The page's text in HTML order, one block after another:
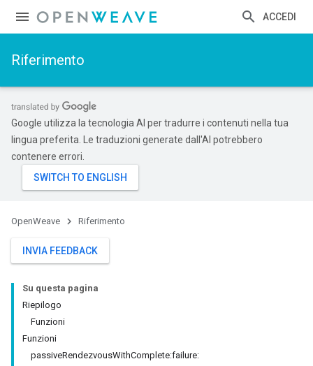
ACCEDI
Riferimento
Google utilizza la tecnologia AI per tradurre i contenuti nella tua
lingua preferita. Le traduzioni generate dall'AI potrebbero
contenere errori.
OpenWeave Riferimento
INVIA FEEDBACK
Su questa pagina
Riepilogo
Funzioni
Funzioni
passiveRendezvousWithComplete:failure: